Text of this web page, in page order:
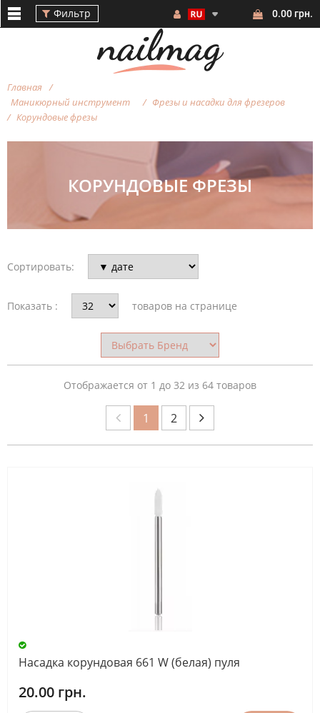
Фильтр 0.00 грн.
Главная
Маникюрный инструмент
Фрезы и насадки для фрезеров
Корундовые фрезы
СТОИМОСТЬ
ПРОИЗВОДИТЕЛЬ
ПРИМЕНЕНИЯ
АБРАЗИВНОСТЬ
КОРУНДОВЫЕ ФРЕЗЫ
Сортировать:
Показать : товаров на странице
Отображается от 1 до 32 из 64 товаров
1 2
Насадка корундовая 661 W (белая) пуля
20.00 грн.